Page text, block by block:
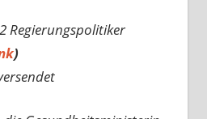
Regierungspolitiker
)